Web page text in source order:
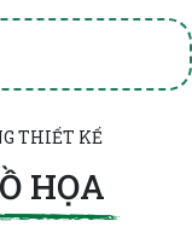
THIẾT KẾ
HỌA